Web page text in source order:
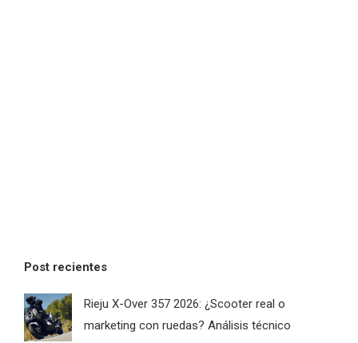
Post recientes
Rieju X-Over 357 2026: ¿Scooter real o
marketing con ruedas? Análisis técnico